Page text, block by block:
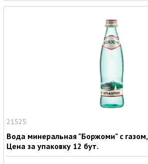
21525
Вода минеральная "Боржоми" с
Цена за упаковку 12 бут.